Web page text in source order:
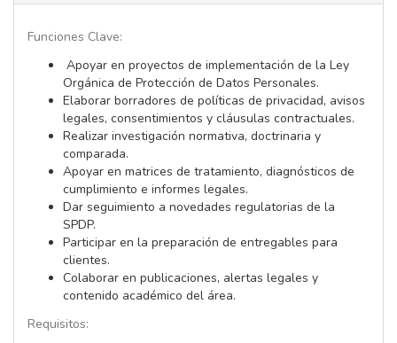
Funciones Clave:
Apoyar en proyectos de implementación de la Ley
Orgánica de Protección de Datos Personales.
Elaborar borradores de políticas de privacidad, avisos
legales, consentimientos y cláusulas contractuales.
Realizar investigación normativa, doctrinaria y
comparada.
Apoyar en matrices de tratamiento, diagnósticos de
cumplimiento e informes legales.
Dar seguimiento a novedades regulatorias de la
SPDP.
Participar en la preparación de entregables para
clientes.
Colaborar en publicaciones, alertas legales y
contenido académico del área.
Requisitos: